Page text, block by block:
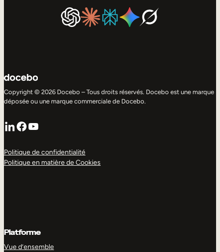
Copyright © 2026 Docebo – Tous droits réservés. Docebo est une marque
déposée ou une marque commerciale de Docebo.
LinkedIn
Facebook
YouTube
Politique de confidentialité
Politique en matière de Cookies
Platforme
Vue d’ensemble